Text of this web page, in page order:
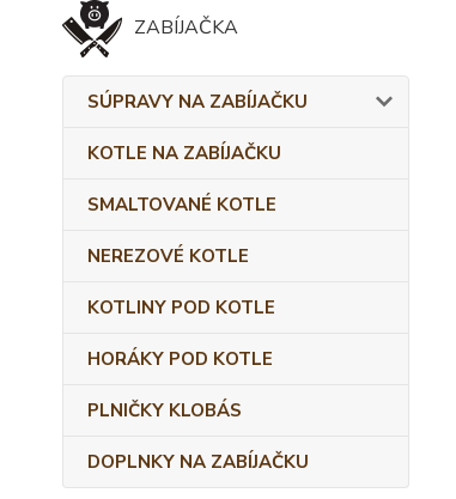
ZABÍJAČKA
SÚPRAVY NA ZABÍJAČKU
KOTLE NA ZABÍJAČKU
SMALTOVANÉ KOTLE
NEREZOVÉ KOTLE
KOTLINY POD KOTLE
HORÁKY POD KOTLE
PLNIČKY KLOBÁS
DOPLNKY NA ZABÍJAČKU